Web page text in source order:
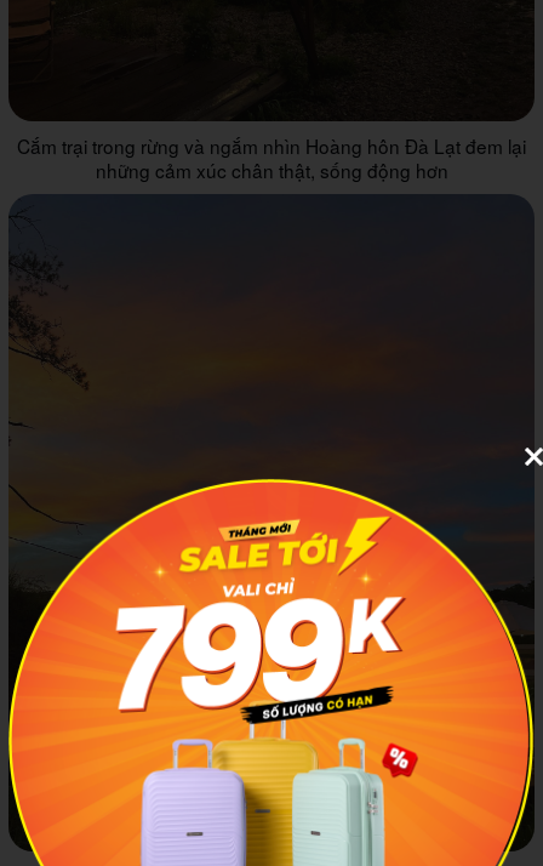
Cắm trại trong rừng và ngắm nhìn Hoàng hôn Đà Lạt đem lại
những cảm xúc chân thật, sống động hơn